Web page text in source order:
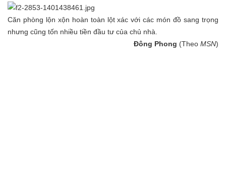
Căn phòng lộn xộn hoàn toàn lột xác với các món đồ sang trọng
nhưng cũng tốn nhiều tiền đầu tư của chủ nhà.
Đông Phong (Theo MSN)